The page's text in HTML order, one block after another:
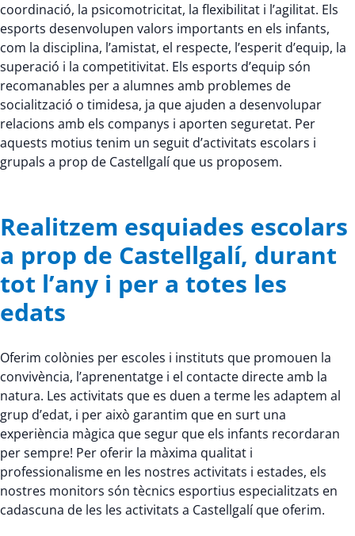
coordinació, la psicomotricitat, la flexibilitat i l’agilitat. Els
esports desenvolupen valors importants en els infants,
com la disciplina, l’amistat, el respecte, l’esperit d’equip, la
superació i la competitivitat. Els esports d’equip són
recomanables per a alumnes amb problemes de
socialització o timidesa, ja que ajuden a desenvolupar
relacions amb els companys i aporten seguretat. Per
aquests motius tenim un seguit d’activitats escolars i
grupals a prop de Castellgalí que us proposem.
Realitzem esquiades escolars
a prop de Castellgalí, durant
tot l’any i per a totes les
edats
Oferim colònies per escoles i instituts que promouen la
convivència, l’aprenentatge i el contacte directe amb la
natura. Les activitats que es duen a terme les adaptem al
grup d’edat, i per això garantim que en surt una
experiència màgica que segur que els infants recordaran
per sempre! Per oferir la màxima qualitat i
professionalisme en les nostres activitats i estades, els
nostres monitors són tècnics esportius especialitzats en
cadascuna de les les activitats a Castellgalí que oferim.